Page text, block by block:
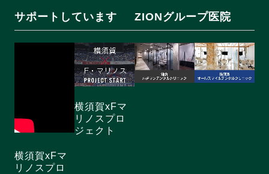
サポートしています
横須賀xFマ
リノスプロ
横須賀xFマ
リノスプロ
ジェクト
ZIONグループ医院